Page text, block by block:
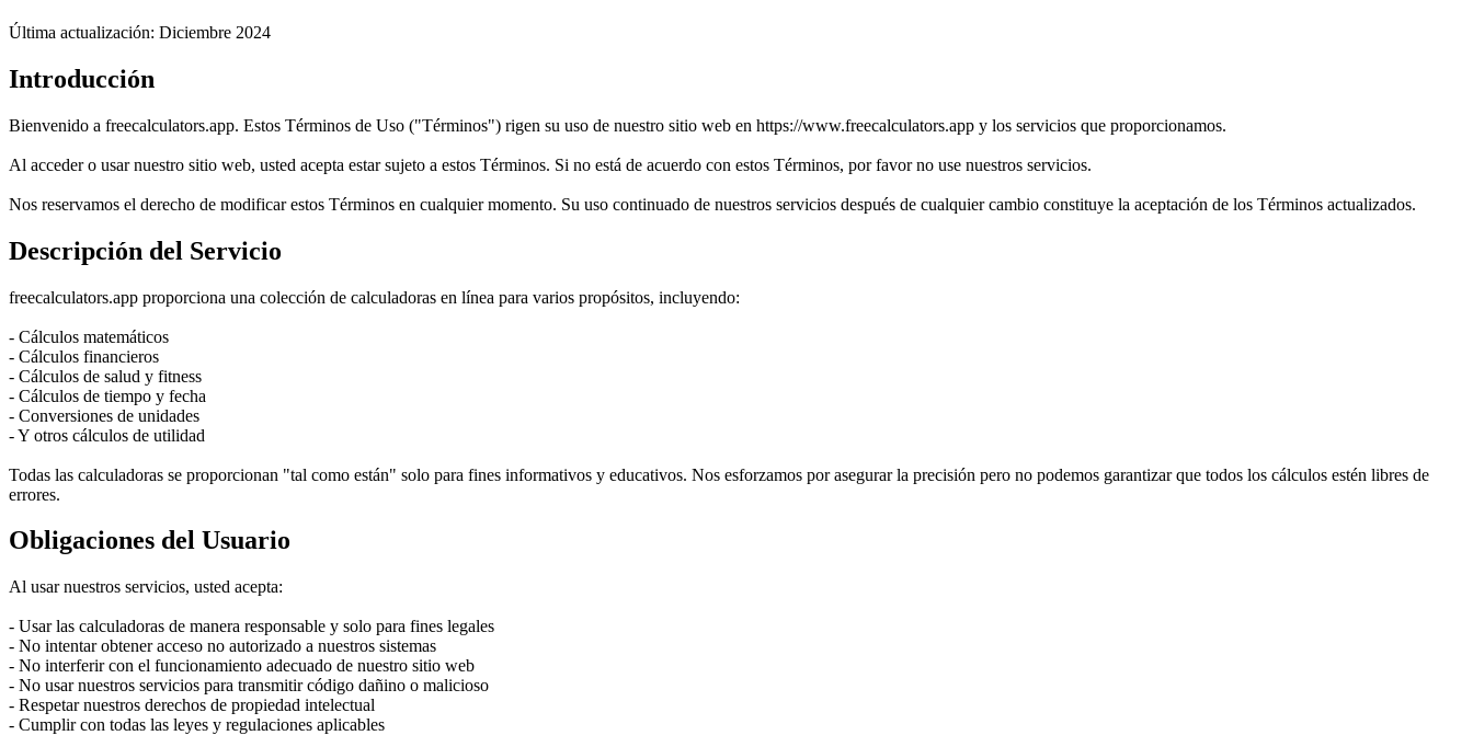
Última actualización: Diciembre 2024
Introducción
Bienvenido a freecalculators.app. Estos Términos de Uso ("Términos") rigen su uso de nuestro sitio web en https://www.freecalculators.app y los servicios que proporcionamos.
Al acceder o usar nuestro sitio web, usted acepta estar sujeto a estos Términos. Si no está de acuerdo con estos Términos, por favor no use nuestros servicios.
Nos reservamos el derecho de modificar estos Términos en cualquier momento. Su uso continuado de nuestros servicios después de cualquier cambio constituye la aceptación de los Términos actualizados.
Descripción del Servicio
freecalculators.app proporciona una colección de calculadoras en línea para varios propósitos, incluyendo:
- Cálculos matemáticos
- Cálculos financieros
- Cálculos de salud y fitness
- Cálculos de tiempo y fecha
- Conversiones de unidades
- Y otros cálculos de utilidad
Todas las calculadoras se proporcionan "tal como están" solo para fines informativos y educativos. Nos esforzamos por asegurar la precisión pero no podemos garantizar que todos los cálculos estén libres de
errores.
Obligaciones del Usuario
Al usar nuestros servicios, usted acepta:
- Usar las calculadoras de manera responsable y solo para fines legales
- No intentar obtener acceso no autorizado a nuestros sistemas
- No interferir con el funcionamiento adecuado de nuestro sitio web
- No usar nuestros servicios para transmitir código dañino o malicioso
- Respetar nuestros derechos de propiedad intelectual
- Cumplir con todas las leyes y regulaciones aplicables